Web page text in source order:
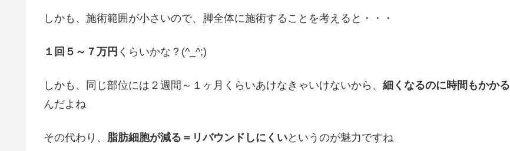
しかも、施術範囲が小さいので、脚全体に施術することを考えると・・・
１回５～７万円 くらいかな？(^_^;)
しかも、同じ部位には２週間～１ヶ月くらいあけなきゃいけないから、 細くなるのに時間もかかる
んだよね
その代わり、 脂肪細胞が減る＝リバウンドしにくいというのが魅力ですね